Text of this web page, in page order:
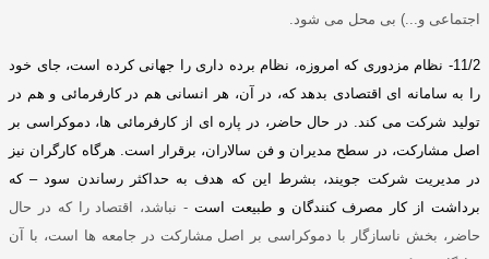
اجتماعی و ...) بی محل می شود
11/2-
نظام مزدوری که امروزه، نظام برده داری را جهانی کرده است، جای خود
را به سامانه ای اقتصادی بدهد که، در آن، هر انسانی هم در کارفرمائی و هم در
تولید شرکت می کند
در حال حاضر، در پاره ای از کارفرمائی ها، دموکراسی بر
اصل مشارکت، در سطح مدیران و فن سالاران، برقرار است هرگاه کارگران نیز
در مدیریت شرکت جویند، بشرط این که هدف به حداکثر رساندن سود – که
برداشت از کار مصرف کنندگان و طبیعت است - نباشد، اقتصاد را که در حال
حاضر، بخش ناسازگار با دموکراسی بر اصل مشارکت در جامعه ها است، با آن